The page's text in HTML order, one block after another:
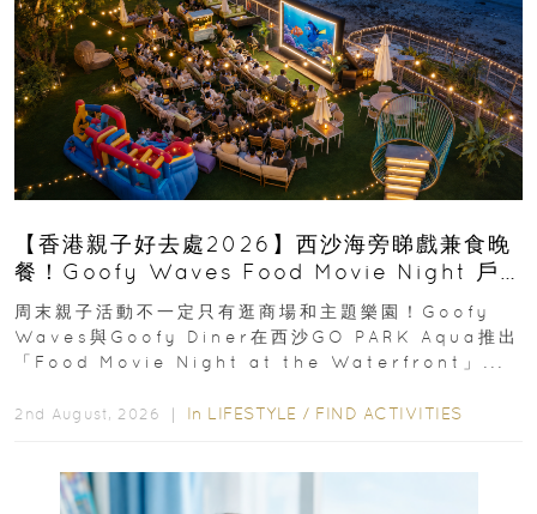
【香港親子好去處2026】西沙海旁睇戲兼食晚
餐！Goofy Waves Food Movie Night 戶
外影院逢週末登場
周末親子活動不一定只有逛商場和主題樂園！Goofy
Waves與Goofy Diner在西沙GO PARK Aqua推出
「Food Movie Night at the Waterfront」...
2nd August, 2026 ｜ In LIFESTYLE / FIND ACTIVITIES